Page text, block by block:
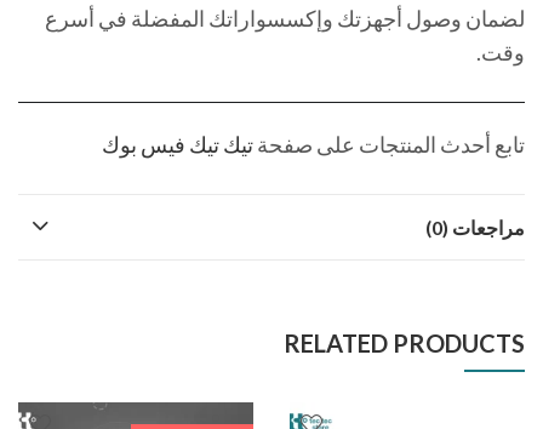
لضمان وصول أجهزتك وإكسسواراتك المفضلة في أسرع
وقت.
تابع أحدث المنتجات على صفحةتيك تيك فيس بوك
مراجعات (0)
RELATED PRODUCTS